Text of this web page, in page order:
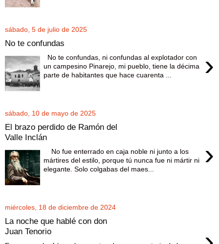
sábado, 5 de julio de 2025
No te confundas
›
No te confundas, ni confundas al explotador con
un campesino Pinarejo, mi pueblo, tiene la décima
parte de habitantes que hace cuarenta ...
sábado, 10 de mayo de 2025
El brazo perdido de Ramón del
Valle Inclán
›
No fue enterrado en caja noble ni junto a los
mártires del estilo, porque tú nunca fue ni mártir ni
elegante. Solo colgabas del maes...
miércoles, 18 de diciembre de 2024
La noche que hablé con don
Juan Tenorio